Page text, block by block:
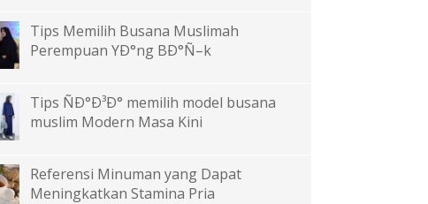
Tips Memilih Busana Muslimah
Perempuan YÐ°ng BÐ°Ñ–k
Tips ÑÐ°Ð³Ð° memilih model busana
muslim Modern Masa Kini
Referensi Minuman yang Dapat
Meningkatkan Stamina Pria